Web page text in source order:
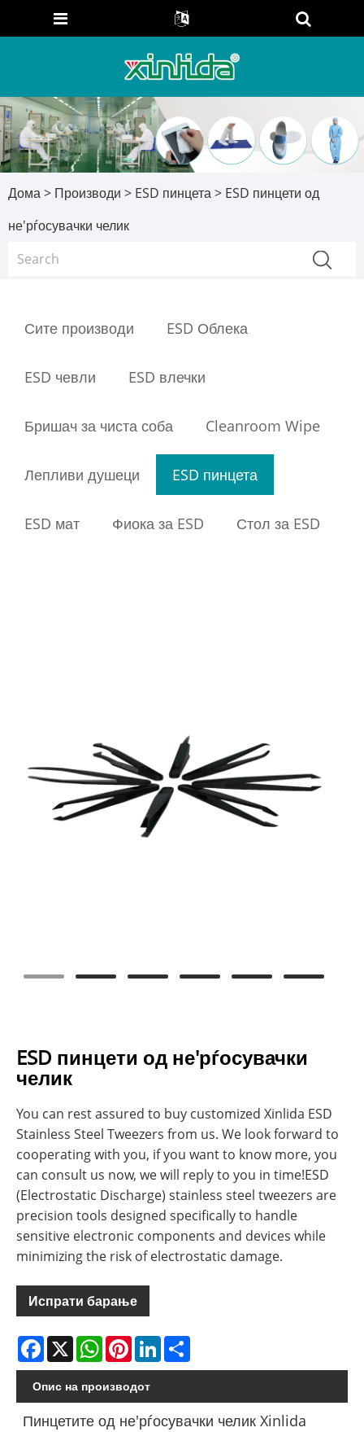
Дома> Производи > ESD пинцета> ESD пинцети од
не'рѓосувачки челик
Сите производи ESD Облека
ESD чевли ESD влечки
Бришач за чиста соба Cleanroom Wipe
Лепливи душеци ESD пинцета
ESD мат Фиока за ESD Стол за ESD
ESD пинцети од не'рѓосувачки
челик
You can rest assured to buy customized Xinlida ESD
Stainless Steel Tweezers from us. We look forward to
cooperating with you, if you want to know more, you
can consult us now, we will reply to you in time!ESD
(Electrostatic Discharge) stainless steel tweezers are
precision tools designed specifically to handle
sensitive electronic components and devices while
minimizing the risk of electrostatic damage.
Испрати барање
Facebook
X WhatsApp
PinterestLinkedIn
Опис на производот
Пинцетите од не'рѓосувачки челик Xinlida